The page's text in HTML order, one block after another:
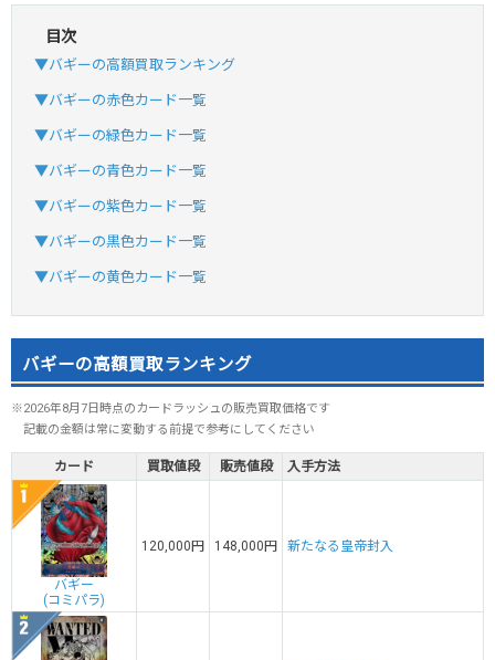
目次
▼バギーの高額買取ランキング
▼バギーの赤色カード一覧
▼バギーの緑色カード一覧
▼バギーの青色カード一覧
▼バギーの紫色カード一覧
▼バギーの黒色カード一覧
▼バギーの黄色カード一覧
バギーの高額買取ランキング
※2026年8月7日時点のカードラッシュの販売買取価格です
記載の金額は常に変動する前提で参考にしてください
カード 買取値段 販売値段 入手方法
バギー
(コミパラ)
120,000円 148,000円 新たなる皇帝封入